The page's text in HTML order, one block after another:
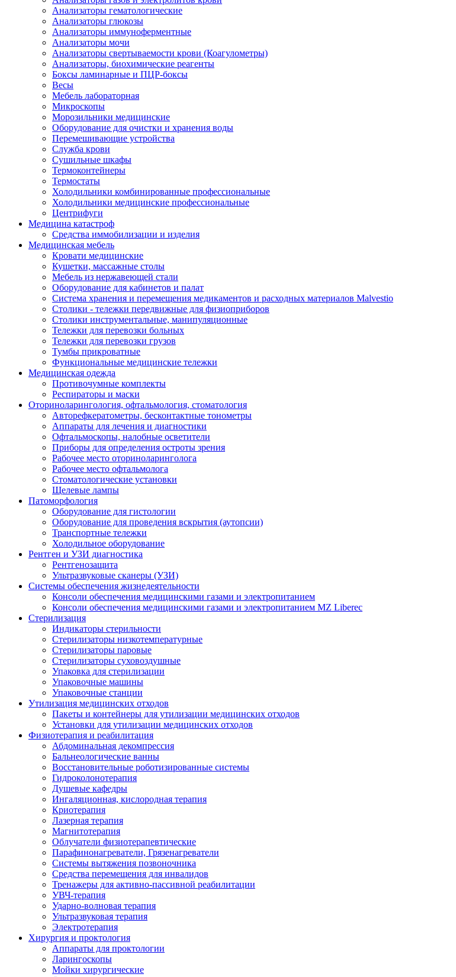
Анализаторы гематологические
Анализаторы глюкозы
Анализаторы иммуноферментные
Анализаторы мочи
Анализаторы свертываемости крови (Коагулометры)
Анализаторы, биохимические реагенты
Боксы ламинарные и ПЦР-боксы
Весы
Мебель лабораторная
Микроскопы
Морозильники медицинские
Оборудование для очистки и хранения воды
Перемешивающие устройства
Служба крови
Сушильные шкафы
Термоконтейнеры
Термостаты
Холодильники комбинированные профессиональные
Холодильники медицинские профессиональные
Центрифуги
Медицина катастроф
Средства иммобилизации и изделия
Медицинская мебель
Кровати медицинские
Кушетки, массажные столы
Мебель из нержавеющей стали
Оборудование для кабинетов и палат
Система хранения и перемещения медикаментов и расходных материалов Malvestio
Столики - тележки передвижные для физиоприборов
Столики инструментальные, манипуляционные
Тележки для перевозки больных
Тележки для перевозки грузов
Тумбы прикроватные
Функциональные медицинские тележки
Медицинская одежда
Противочумные комплекты
Респираторы и маски
Оториноларингология, офтальмология, стоматология
Авторефкератометры, бесконтактные тонометры
Аппараты для лечения и диагностики
Офтальмоскопы, налобные осветители
Приборы для определения остроты зрения
Рабочее место оториноларинголога
Рабочее место офтальмолога
Стоматологические установки
Щелевые лампы
Патоморфология
Оборудование для гистологии
Оборудование для проведения вскрытия (аутопсии)
Транспортные тележки
Холодильное оборудование
Рентген и УЗИ диагностика
Рентгенозащита
Ультразвуковые сканеры (УЗИ)
Системы обеспечения жизнедеятельности
Консоли обеспечения медицинскими газами и электропитанием
Консоли обеспечения медицинскими газами и электропитанием MZ Liberec
Стерилизация
Индикаторы стерильности
Стерилизаторы низкотемпературные
Стерилизаторы паровые
Стерилизаторы суховоздушные
Упаковка для стерилизации
Упаковочные машины
Упаковочные станции
Утилизация медицинских отходов
Пакеты и контейнеры для утилизации медицинских отходов
Установки для утилизации медицинских отходов
Физиотерапия и реабилитация
Абдоминальная декомпрессия
Бальнеологические ванны
Восстановительные роботизированные системы
Гидроколонотерапия
Душевые кафедры
Ингаляционная, кислородная терапия
Криотерапия
Лазерная терапия
Магнитотерапия
Облучатели физиотерапевтические
Парафинонагреватели, Грязенагреватели
Системы вытяжения позвоночника
Средства перемещения для инвалидов
Тренажеры для активно-пассивной реабилитации
УВЧ-терапия
Ударно-волновая терапия
Ультразвуковая терапия
Электротерапия
Хирургия и проктология
Аппараты для проктологии
Ларингоскопы
Мойки хирургические